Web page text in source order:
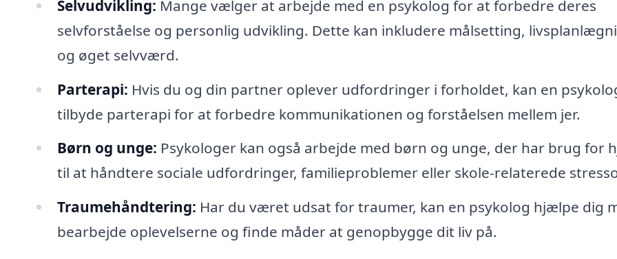
Selvudvikling: Mange vælger at arbejde med en psykolog for at forbedre deres
selvforståelse og personlig udvikling. Dette kan inkludere målsetting,
og øget selvværd.
Parterapi: Hvis du og din partner oplever udfordringer i forholdet, kan en
tilbyde parterapi for at forbedre kommunikationen og forståelsen mellem jer.
Børn og unge: Psykologer kan også arbejde med børn og unge, der har brug for
til at håndtere sociale udfordringer, familieproblemer eller skole-relaterede
Traumehåndtering: Har du været udsat for traumer, kan en psykolog hjælpe dig
bearbejde oplevelserne og finde måder at genopbygge dit liv på.